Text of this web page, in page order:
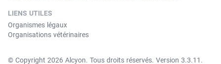
LIENS UTILES
Organismes légaux
Organisations vétérinaires
© Copyright 2026 Alcyon. Tous droits réservés. Version 3.3.11.